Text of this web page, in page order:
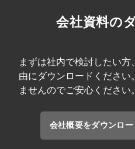
会社資料の
まずは社内で検討したい
由にダウンロードくださ
ませんのでご安心ください。
会社概要をダウンロー